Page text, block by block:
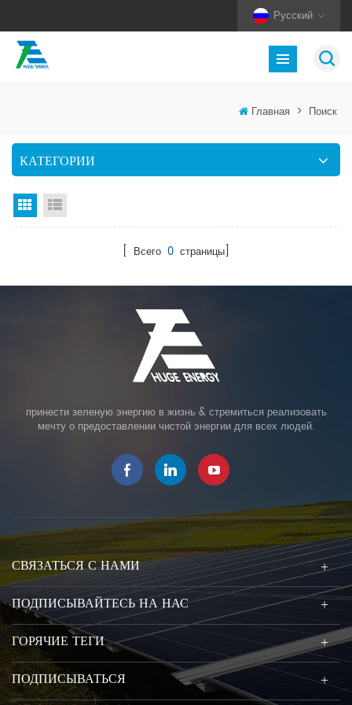
Русский
Главная > Поиск
КАТЕГОРИИ
Вид сетки
[ Всего 0 страницы]
принести зеленую энергию в жизнь & стремиться реализовать
мечту о предоставлении чистой энергии для всех людей.
СВЯЗАТЬСЯ С НАМИ
ПОДПИСЫВАЙТЕСЬ НА НАС
ГОРЯЧИЕ ТЕГИ
ПОДПИСЫВАТЬСЯ